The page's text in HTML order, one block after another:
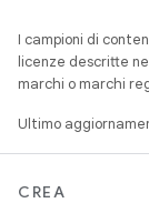
I campioni di
licenze descritte
marchi o marchi
Ultimo
CREA